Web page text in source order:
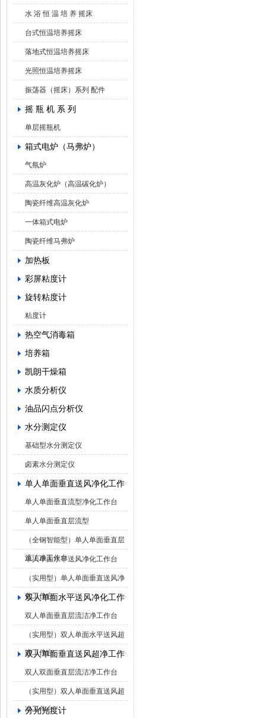
水 浴 恒 温 培 养 摇床
台式恒温培养摇床
落地式恒温培养摇床
光照恒温培养摇床
振荡器（摇床）系列 配件
摇 瓶 机 系 列
单层摇瓶机
箱式电炉（马弗炉）
气氛炉
高温灰化炉（高温碳化炉）
陶瓷纤维高温灰化炉
一体箱式电炉
陶瓷纤维马弗炉
加热板
彩屏粘度计
旋转粘度计
粘度计
热空气消毒箱
培养箱
凯朗干燥箱
水质分析仪
油品闪点分析仪
水分测定仪
基础型水分测定仪
卤素水分测定仪
单人单面垂直送风净化工作台
单人单面垂直流型净化工作台
单人单面垂直层流型
（全钢智能型）单人单面垂直层
流洁净工作台
单人单面水平送风净化工作台
（实用型）单人单面垂直送风净
化工作台
双人单面水平送风净化工作台
双人单面垂直层流洁净工作台
（实用型）双人单面水平送风超
净工作台
双人单面垂直送风超净工作台
双人双面垂直层流洁净工作台
（实用型）双人单面垂直送风超
净工作台
分光光度计